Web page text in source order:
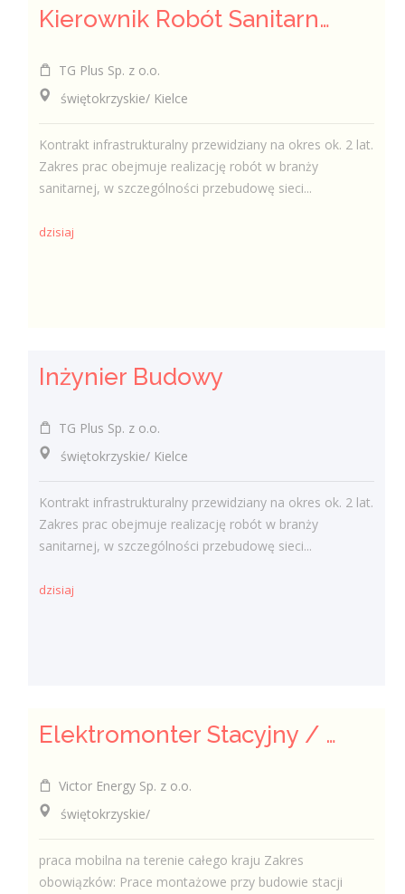
Kierownik Robót Sanitarnych
TG Plus Sp. z o.o.
świętokrzyskie/ Kielce
Kontrakt infrastrukturalny przewidziany na okres ok. 2 lat.
Zakres prac obejmuje realizację robót w branży
sanitarnej, w szczególności przebudowę sieci...
dzisiaj
Inżynier Budowy
TG Plus Sp. z o.o.
świętokrzyskie/ Kielce
Kontrakt infrastrukturalny przewidziany na okres ok. 2 lat.
Zakres prac obejmuje realizację robót w branży
sanitarnej, w szczególności przebudowę sieci...
dzisiaj
Elektromonter Stacyjny / Elektromonterka Stacyjna (K/M)
Victor Energy Sp. z o.o.
świętokrzyskie/
praca mobilna na terenie całego kraju Zakres
obowiązków: Prace montażowe przy budowie stacji